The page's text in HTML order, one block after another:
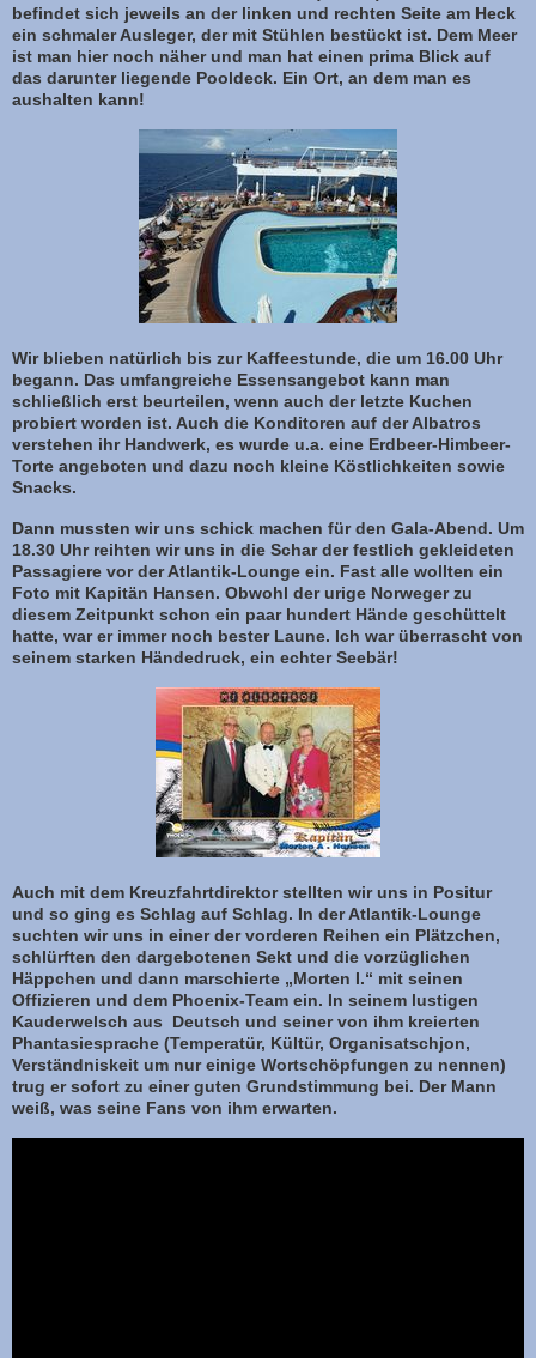
befindet sich jeweils an der linken und rechten Seite am Heck
ein schmaler Ausleger, der mit Stühlen bestückt ist. Dem Meer
ist man hier noch näher und man hat einen prima Blick auf
das darunter liegende Pooldeck. Ein Ort, an dem man es
aushalten kann!
Wir blieben natürlich bis zur Kaffeestunde, die um 16.00 Uhr
begann. Das umfangreiche Essensangebot kann man
schließlich erst beurteilen, wenn auch der letzte Kuchen
probiert worden ist. Auch die Konditoren auf der Albatros
verstehen ihr Handwerk, es wurde u.a. eine Erdbeer-Himbeer-
Torte angeboten und dazu noch kleine Köstlichkeiten sowie
Snacks.
Dann mussten wir uns schick machen für den Gala-Abend. Um
18.30 Uhr reihten wir uns in die Schar der festlich gekleideten
Passagiere vor der Atlantik-Lounge ein. Fast alle wollten ein
Foto mit Kapitän Hansen. Obwohl der urige Norweger zu
diesem Zeitpunkt schon ein paar hundert Hände geschüttelt
hatte, war er immer noch bester Laune. Ich war überrascht von
seinem starken Händedruck, ein echter Seebär!
Auch mit dem Kreuzfahrtdirektor stellten wir uns in Positur
und so ging es Schlag auf Schlag. In der Atlantik-Lounge
suchten wir uns in einer der vorderen Reihen ein Plätzchen,
schlürften den dargebotenen Sekt und die vorzüglichen
Häppchen und dann marschierte „Morten I.“ mit seinen
Offizieren und dem Phoenix-Team ein. In seinem lustigen
Kauderwelsch aus Deutsch und seiner von ihm kreierten
Phantasiesprache (Temperatür, Kültür, Organisatschjon,
Verständniskeit um nur einige Wortschöpfungen zu nennen)
trug er sofort zu einer guten Grundstimmung bei. Der Mann
weiß, was seine Fans von ihm erwarten.